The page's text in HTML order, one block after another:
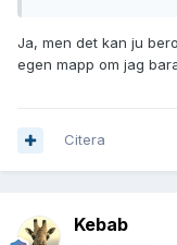
Ja, men det kan ju
egen mapp om jag
Citera
Kebab